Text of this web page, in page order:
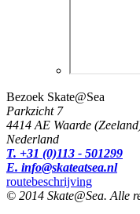
Bezoek Skate@Sea
Parkzicht 7
4414 AE Waarde
Nederland
T. +31 (0)113 - 501299
E. info@skateatsea.nl
routebeschrijving
© 2014 Skate@Sea. Alle